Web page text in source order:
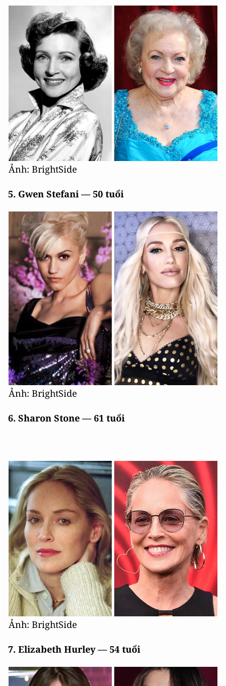
Ảnh: BrightSide
5. Gwen Stefani — 50 tuổi
Ảnh: BrightSide
6. Sharon Stone — 61 tuổi
Ảnh: BrightSide
7. Elizabeth Hurley — 54 tuổi